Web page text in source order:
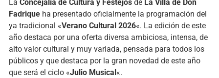
La Concejalía de Cultura y Festejosde La Villa de Don
Fadriqueha presentado oficialmente la programación del
ya tradicional «Verano Cultural 2026«. La edición de este
año destaca por una oferta diversa ambiciosa, intensa, de
alto valor cultural y muy variada, pensada para todos los
públicos y que destaca por la gran novedad de este año
que será el ciclo «Julio Musical «.